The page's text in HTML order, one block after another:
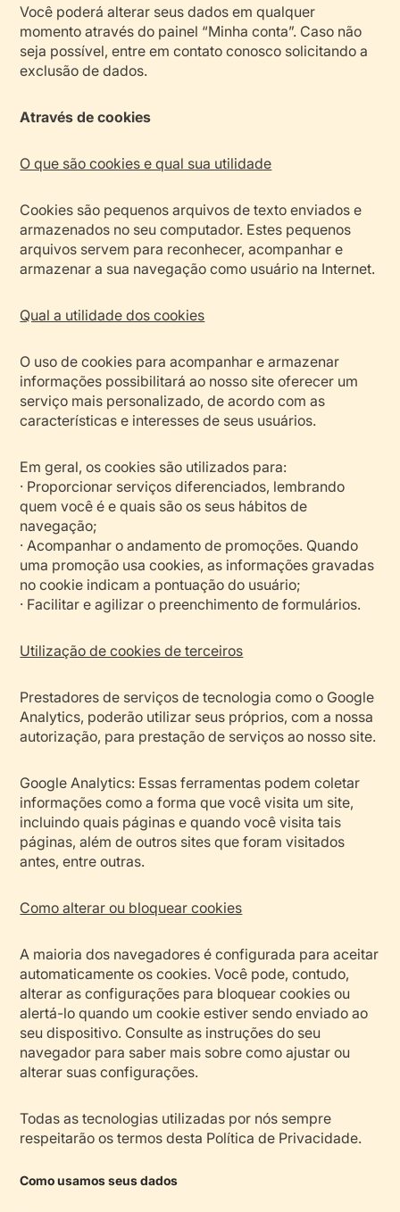
Você poderá alterar seus dados em qualquer
momento através do painel “Minha conta”. Caso não
seja possível, entre em contato conosco solicitando a
exclusão de dados.
Através de cookies
O que são cookies e qual sua utilidade
Cookies são pequenos arquivos de texto enviados e
armazenados no seu computador. Estes pequenos
arquivos servem para reconhecer, acompanhar e
armazenar a sua navegação como usuário na Internet.
Qual a utilidade dos cookies
O uso de cookies para acompanhar e armazenar
informações possibilitará ao nosso site oferecer um
serviço mais personalizado, de acordo com as
características e interesses de seus usuários.
Em geral, os cookies são utilizados para:
· Proporcionar serviços diferenciados, lembrando
quem você é e quais são os seus hábitos de
navegação;
· Acompanhar o andamento de promoções. Quando
uma promoção usa cookies, as informações gravadas
no cookie indicam a pontuação do usuário;
· Facilitar e agilizar o preenchimento de formulários.
Utilização de cookies de terceiros
Prestadores de serviços de tecnologia como o Google
Analytics, poderão utilizar seus próprios, com a nossa
autorização, para prestação de serviços ao nosso site.
Google Analytics: Essas ferramentas podem coletar
informações como a forma que você visita um site,
incluindo quais páginas e quando você visita tais
páginas, além de outros sites que foram visitados
antes, entre outras.
Como alterar ou bloquear cookies
A maioria dos navegadores é configurada para aceitar
automaticamente os cookies. Você pode, contudo,
alterar as configurações para bloquear cookies ou
alertá-lo quando um cookie estiver sendo enviado ao
seu dispositivo. Consulte as instruções do seu
navegador para saber mais sobre como ajustar ou
alterar suas configurações.
Todas as tecnologias utilizadas por nós sempre
respeitarão os termos desta Política de Privacidade.
Como usamos seus dados